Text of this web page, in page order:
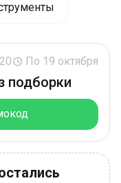
По 19 октября
подборки